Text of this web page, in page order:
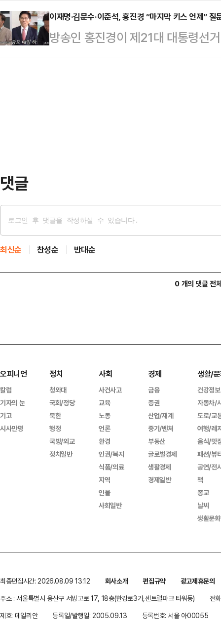
와 이준석이 김문수로 단일화할 경
까'라는 질문에 응답자의 44.1%
화) 후보를 꼽…
'사법리스크'를 부각해 맹공을 퍼부
욕설' 등을 언급하며 사과를 요구했
러 명 사망한 것을 지적하기도 했다
이재명·김문수·이준석, 홍진경 “마지막 키스 언제” 질
방송인 홍진경이 제21대 대통령선
(국민의힘), 이준석(개혁신당) 후보
댓글
최신순 찬성순 반대순
0 개의 댓글 전
오피니언
칼럼
기자의 눈
기고
시사만평
정치
청와대
국회/정당
북한
행정
국방/외교
정치일반
사회
사건사고
교육
노동
언론
환경
인권/복지
식품/의료
지역
인물
사회일반
경제
금융
증권
산업/재계
중기/벤처
부동산
글로벌경제
생활경제
경제일반
생활/
건강정보
자동차/
도로/교
여행/레
음식/맛
패션/뷰
공연/전
책
종교
날씨
생활문
최종편집시간: 2026.08.09 13:12 회사소개 편집규약
광고제휴문의
주소 : 서울특별시 용산구 서빙고로 17, 18층(한강로3가,센트럴파크 타워동)
전
제호: 데일리안
등록일/발행일: 2005.09.13 등록번호: 서울 아00055